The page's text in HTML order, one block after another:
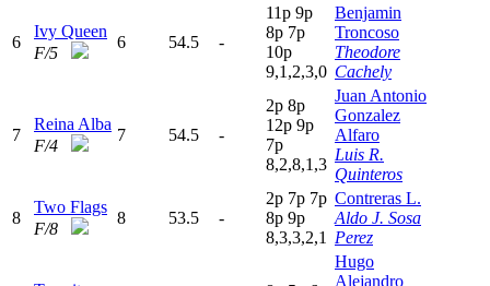
6
Ivy Queen
F/5
6 54.5 -
11p 9p
8p 7p
10p
9,1,2,3,0
Benjamin
Troncoso
Theodore
Cachely
7
Reina Alba
F/4
7 54.5 -
2p 8p
12p 9p
7p
8,2,8,1,3
Juan Antonio
Gonzalez
Alfaro
Luis R.
Quinteros
8
Two Flags
F/8
8 53.5 -
2p 7p 7p
8p 9p
8,3,3,2,1
Contreras L.
Aldo J. Sosa
Perez
Hugo
Alejandro